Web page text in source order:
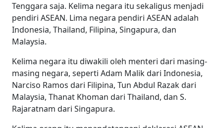
Tenggara saja. Kelima negara itu sekaligus menjadi
pendiri ASEAN. Lima negara pendiri ASEAN adalah
Indonesia, Thailand, Filipina, Singapura, dan
Malaysia.
Kelima negara itu diwakili oleh menteri dari masing-
masing negara, seperti Adam Malik dari Indonesia,
Narciso Ramos dari Filipina, Tun Abdul Razak dari
Malaysia, Thanat Khoman dari Thailand, dan S.
Rajaratnam dari Singapura.